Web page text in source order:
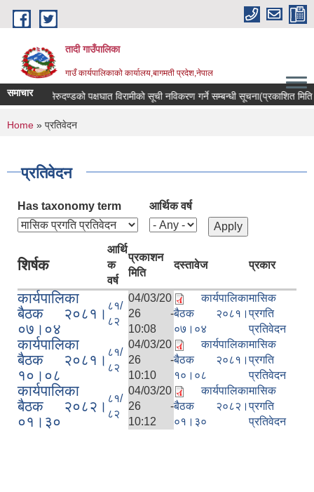
Skip to main content
तादी गाउँपालिका
गाउँ कार्यपालिकाको कार्यालय,बागमती प्रदेश,नेपाल
समाचाररोगी र मेरुदण्डको पक्षघात विरामीको सूची नविकरण गर्ने सम्बन्धी सूचना(प्रकाशित
You are here
Home » प्रतिवेदन
प्रतिवेदन
Has taxonomy term आर्थिक वर्ष
शिर्षक
आर्थि
क
वर्ष
प्रकाशन
मिति
दस्तावेज प्रकार
कार्यपालिका
बैठक २०८१।
०७।०४
८१/
८२
04/03/20
26 -
10:08
कार्यपालिका
बैठक २०८१।
०७।०४
मासिक
प्रगति
प्रतिवेदन
कार्यपालिका
बैठक २०८१।
१०।०८
८१/
८२
04/03/20
26 -
10:10
कार्यपालिका
बैठक २०८१।
१०।०८
मासिक
प्रगति
प्रतिवेदन
कार्यपालिका
बैठक २०८२।
०१।३०
८१/
८२
04/03/20
26 -
10:12
कार्यपालिका
बैठक २०८२।
०१।३०
मासिक
प्रगति
प्रतिवेदन